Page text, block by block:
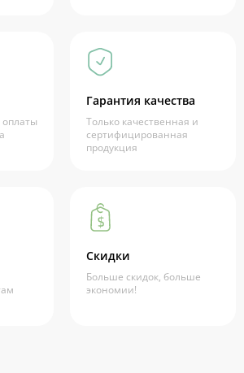
Гарантия качества
Только качественная и
сертифицированная
продукция
Скидки
Больше скидок, больше
экономии!